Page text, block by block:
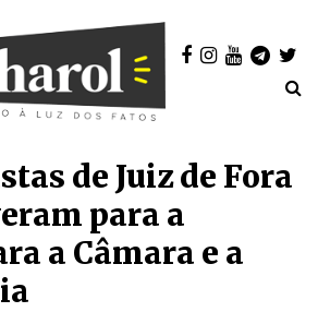
de Juiz de Fora
para a
a Câmara e a